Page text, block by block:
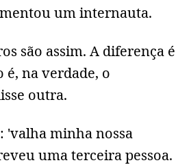
um internauta.
são assim. A diferença é
é, na verdade, o
outra.
'valha minha nossa
uma terceira pessoa.